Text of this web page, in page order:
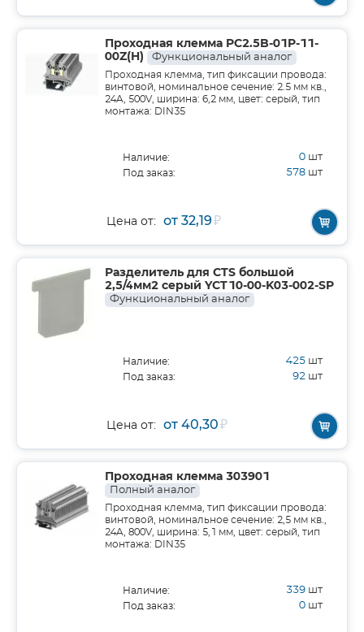
Проходная клемма PC2.5B-01P-11-
00Z(H)
Функциональный аналог
Проходная клемма, тип фиксации провода:
винтовой, номинальное сечение: 2.5 мм кв.,
24A, 500V, ширина: 6,2 мм, цвет: серый, тип
монтажа: DIN35
Наличие: 0 шт
Под заказ: 578 шт
Цена от: от 32,19₽
Разделитель для CTS большой
2,5/4мм2 серый YCT10-00-K03-002-SP
Функциональный аналог
Наличие: 425 шт
Под заказ: 92 шт
Цена от: от 40,30₽
Проходная клемма 303901
Полный аналог
Проходная клемма, тип фиксации провода:
винтовой, номинальное сечение: 2,5 мм кв.,
24A, 800V, ширина: 5,1 мм, цвет: серый, тип
монтажа: DIN35
Наличие: 339 шт
Под заказ: 0 шт